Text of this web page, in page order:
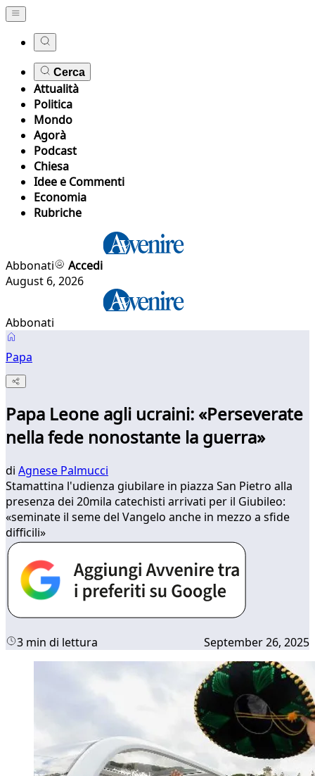
Cerca
Attualità
Politica
Mondo
Agorà
Podcast
Chiesa
Idee e Commenti
Economia
Rubriche
Abbonati
Accedi
August 6, 2026
Abbonati
Papa
Papa Leone agli ucraini: «Perseverate
nella fede nonostante la guerra»
di Agnese Palmucci
Stamattina l'udienza giubilare in piazza San Pietro alla
presenza dei 20mila catechisti arrivati per il Giubileo:
«seminate il seme del Vangelo anche in mezzo a sfide
difficili»
3 min di lettura September 26, 2025